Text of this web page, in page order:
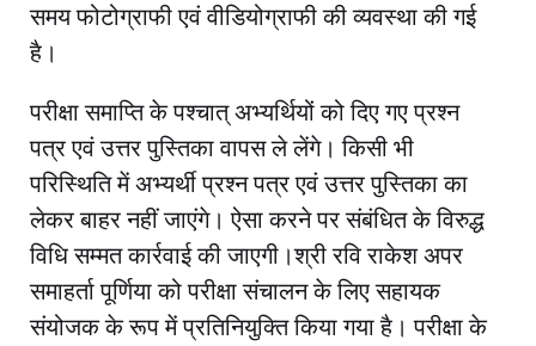
समय फोटोग्राफी एवं वीडियोग्राफी की व्यवस्था की गई
है।
परीक्षा समाप्ति के पश्चात् अभ्यर्थियों को दिए गए प्रश्न
पत्र एवं उत्तर पुस्तिका वापस ले लेंगे। किसी भी
परिस्थिति में अभ्यर्थी प्रश्न पत्र एवं उत्तर पुस्तिका का
लेकर बाहर नहीं जाएंगे। ऐसा करने पर संबंधित के विरुद्ध
विधि सम्मत कार्रवाई की जाएगी।श्री रवि राकेश अपर
समाहर्ता पूर्णिया को परीक्षा संचालन के लिए सहायक
संयोजक के रूप में प्रतिनियुक्ति किया गया है। परीक्षा के